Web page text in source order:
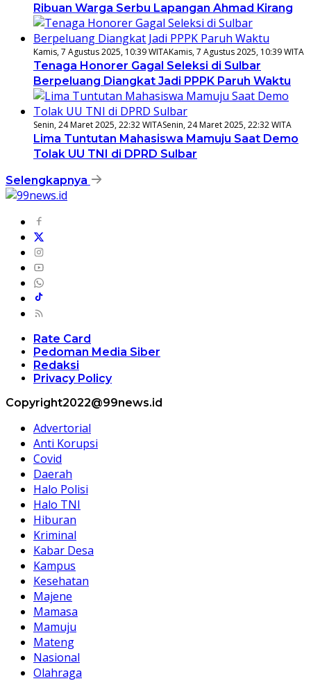
Ribuan Warga Serbu Lapangan Ahmad Kirang
Kamis, 7 Agustus 2025, 10:39 WITAKamis, 7 Agustus 2025, 10:39 WITA
Tenaga Honorer Gagal Seleksi di Sulbar
Berpeluang Diangkat Jadi PPPK Paruh Waktu
Senin, 24 Maret 2025, 22:32 WITASenin, 24 Maret 2025, 22:32 WITA
Lima Tuntutan Mahasiswa Mamuju Saat Demo
Tolak UU TNI di DPRD Sulbar
Selengkapnya
Rate Card
Pedoman Media Siber
Redaksi
Privacy Policy
Copyright2022@99news.id
Advertorial
Anti Korupsi
Covid
Daerah
Halo Polisi
Halo TNI
Hiburan
Kriminal
Kabar Desa
Kampus
Kesehatan
Majene
Mamasa
Mamuju
Mateng
Nasional
Olahraga